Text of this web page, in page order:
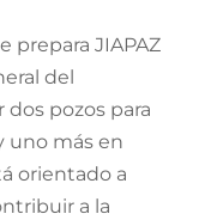
prepara JIAPAZ
del
pozos para
uno más en
orientado a
a la